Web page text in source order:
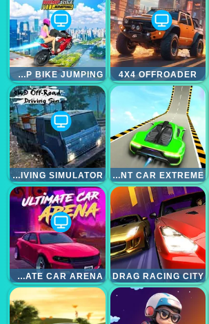
4X4 OFFROADER
RAMP BIKE JUMPING
REAL HIGH STUNT CAR EXTREME
4WD OFFROAD DRIVING SIMULATOR
DRAG RACING CITY
ULTIMATE CAR ARENA